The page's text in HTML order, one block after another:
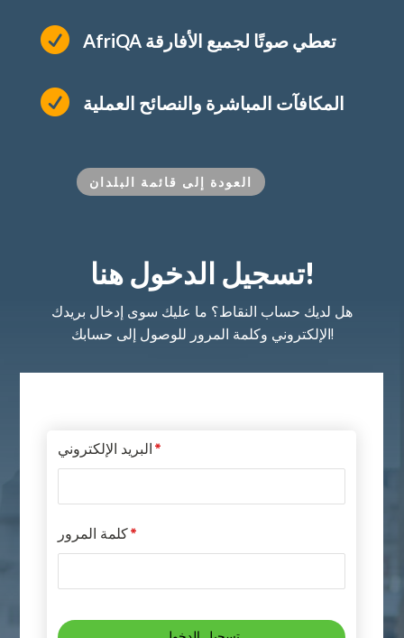
 AfriQA تعطي صوتًا لجميع الأفارقة
 المكافآت المباشرة والنصائح العملية
العودة إلى قائمة البلدان
تسجيل الدخول هنا!
هل لديك حساب النقاط؟ ما عليك سوى إدخال بريدك
الإلكتروني وكلمة المرور للوصول إلى حسابك!